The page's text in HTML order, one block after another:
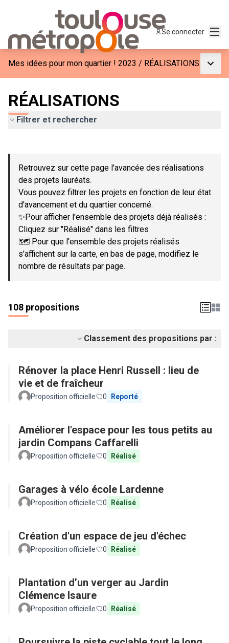
Se connecter
Mes idées pour mon quartier ! 2023 / RÉALISATIONS
RÉALISATIONS
Filtrer et rechercher
−
Retrouvez sur cette page l'avancée des réalisations
des projets lauréats.
Vous pouvez filtrer les projets en fonction de leur état
d'avancement et du quartier concerné.
✨Pour afficher l'ensemble des projets déjà réalisés :
Cliquez sur "Réalisé" dans les filtres
🗺️ Pour que l'ensemble des projets réalisés
s'affichent sur la carte, en bas de page, modifiez le
nombre de résultats par page.
108 propositions
Classement des propositions par :
Rénover la place Henri Russell : lieu de
vie et de fraîcheur
Proposition officielle 0 Reporté
Améliorer l'espace pour les tous petits au
jardin Compans Caffarelli
Proposition officielle 0 Réalisé
Garages à vélo école Lardenne
Proposition officielle 0 Réalisé
Création d'un espace de jeu d'échec
Proposition officielle 0 Réalisé
Plantation d’un verger au Jardin
Clémence Isaure
Proposition officielle 0 Réalisé